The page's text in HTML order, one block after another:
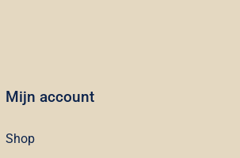
Mijn account
Shop